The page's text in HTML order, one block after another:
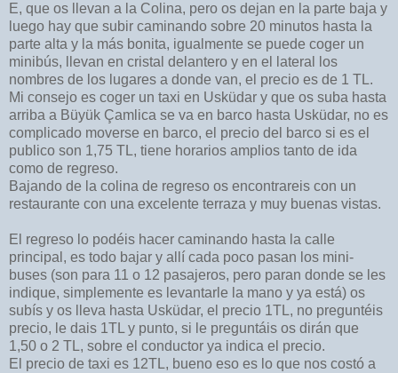
E, que os llevan a la Colina, pero os dejan en la parte baja y
luego hay que subir caminando sobre 20 minutos hasta la
parte alta y la más bonita, igualmente se puede coger un
minibús, llevan en cristal delantero y en el lateral los
nombres de los lugares a donde van, el precio es de 1 TL.
Mi consejo es coger un taxi en Usküdar y que os suba hasta
arriba a Büyük Çamlica se va en barco hasta Usküdar, no es
complicado moverse en barco, el precio del barco si es el
publico son 1,75 TL, tiene horarios amplios tanto de ida
como de regreso.
Bajando de la colina de regreso os encontrareis con un
restaurante con una excelente terraza y muy buenas vistas.
El regreso lo podéis hacer caminando hasta la calle
principal, es todo bajar y allí cada poco pasan los mini-
buses (son para 11 o 12 pasajeros, pero paran donde se les
indique, simplemente es levantarle la mano y ya está) os
subís y os lleva hasta Usküdar, el precio 1TL, no preguntéis
precio, le dais 1TL y punto, si le preguntáis os dirán que
1,50 o 2 TL, sobre el conductor ya indica el precio.
El precio de taxi es 12TL, bueno eso es lo que nos costó a